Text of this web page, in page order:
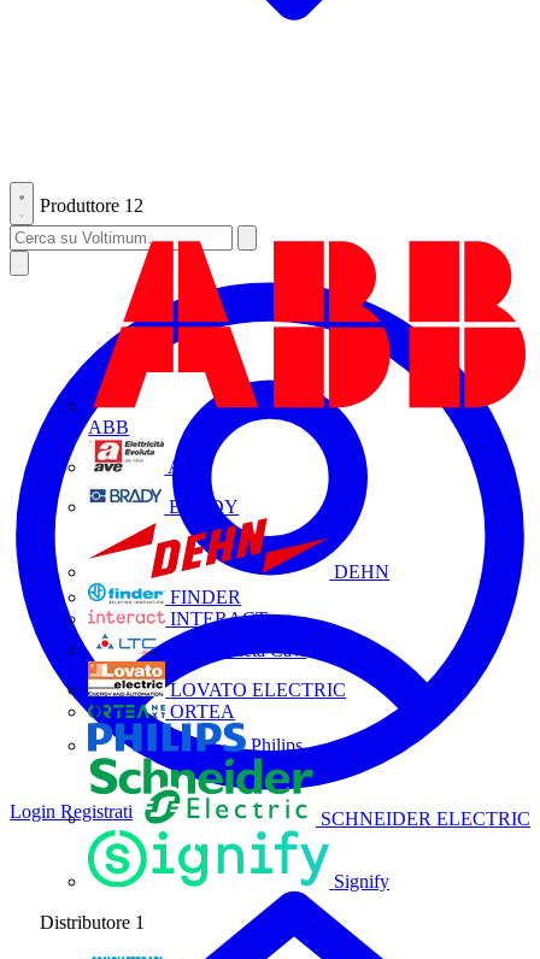
Produttore 12
ABB
AVE
BRADY
DEHN
FINDER
INTERACT
La Triveneta Cavi
LOVATO ELECTRIC
ORTEA
Philips
SCHNEIDER ELECTRIC
Signify
Distributore 1
Login Registrati